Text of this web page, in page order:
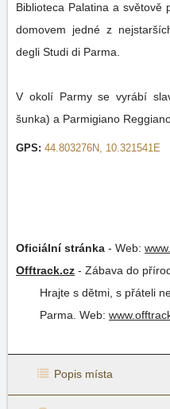
Biblioteca Palatina a světově
domovem jedné z
degli Studi di Parma.
V okolí Parmy se vyrábí
šunka) a Parmigiano
GPS: 44.803276N, 10.321541E
Oficiální stránka - Web:
Offtrack.cz - Zábava do
Hrajte s dětmi, s přáteli
Parma. Web:
Popis místa